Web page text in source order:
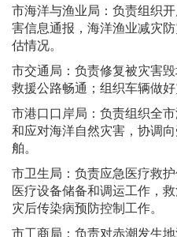
市海洋与渔业局：负责组织
害信息通报，海洋渔业减灾
估情况。
市交通局：负责修复被灾害
救援公路畅通；组织车辆做好
市港口口岸局：负责组织全
和应对海洋自然灾害，协调
舶。
市卫生局：负责应急医疗救
医疗设备储备和调运工作，
灾后传染病预防控制工作。
市工商局：负责对赤潮发生